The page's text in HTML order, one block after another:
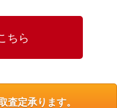
ちら
査定承ります。